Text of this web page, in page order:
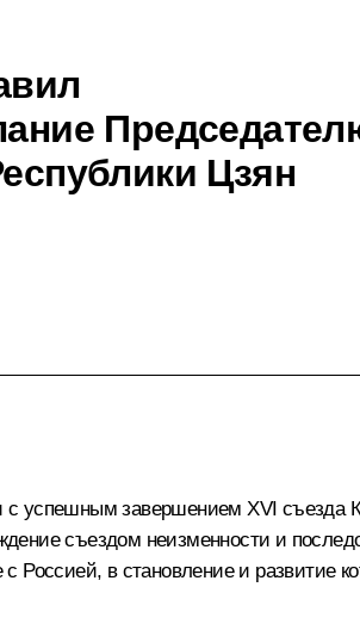
Цзян
успешным завершением XVI съезда
съездом неизменности и
с Россией, в становление и развитие